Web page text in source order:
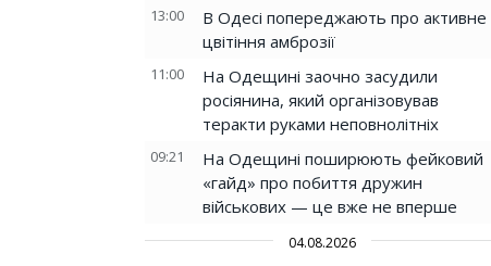
13:00
В Одесі попереджають про активне
цвітіння амброзії
11:00
На Одещині заочно засудили
росіянина, який організовував
теракти руками неповнолітніх
09:21
На Одещині поширюють фейковий
«гайд» про побиття дружин
військових — це вже не вперше
04.08.2026